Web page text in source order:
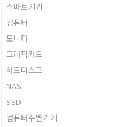
스마트기기
컴퓨터
모니터
그래픽카드
하드디스크
NAS
SSD
컴퓨터주변기기